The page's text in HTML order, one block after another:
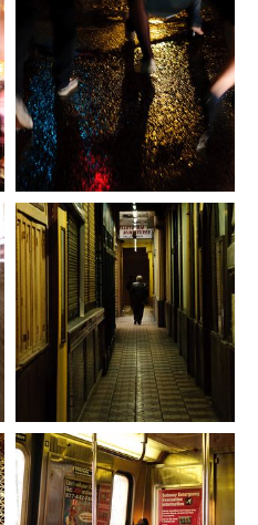
20_fran_simo_0084__KSC6134_Str
eet-photography-street-
portraits.es.jpg
22_fran_simo_0026_FSC_9354_CN
X-justPictures-Street-
photography.es.jpg